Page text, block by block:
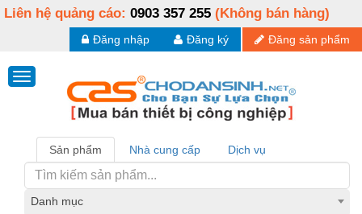
Liên hệ quảng cáo: 0903 357 255 (Không bán hàng)
Đăng sản phẩm
Đăng ký
Đăng nhập
Sản phẩm Nhà cung cấp Dịch vụ
Danh mục